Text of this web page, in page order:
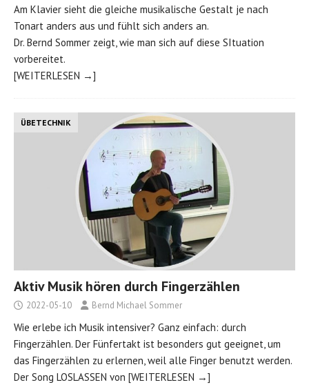
Am Klavier sieht die gleiche musikalische Gestalt je nach
Tonart anders aus und fühlt sich anders an.
Dr. Bernd Sommer zeigt, wie man sich auf diese SItuation
vorbereitet.
[WEITERLESEN →]
ÜBETECHNIK
Aktiv Musik hören durch Fingerzählen
2022-05-10 Bernd Michael Sommer
Wie erlebe ich Musik intensiver? Ganz einfach: durch
Fingerzählen. Der Fünfertakt ist besonders gut geeignet, um
das Fingerzählen zu erlernen, weil alle Finger benutzt werden.
Der Song LOSLASSEN von [WEITERLESEN →]